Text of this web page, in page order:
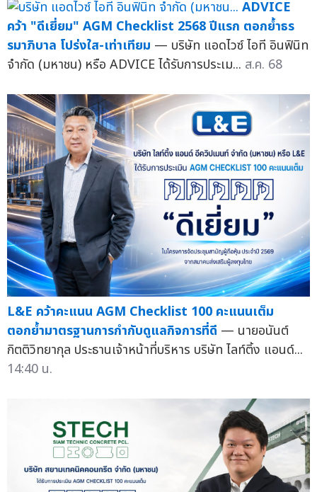
ADVICE
คว้า "ดีเยี่ยม" AGM Checklist 2568 ปีแรก ตอกย้ำธร
รมาภิบาล โปร่งใส-เท่าเทียม — บริษัท แอดไวซ์ ไอที อินฟินิท
จำกัด (มหาชน) หรือ ADVICE ได้รับการประเม... ส.ค. 68
L&E คว้าคะแนน AGM Checklist 100 คะแนนเต็ม
ตอกย้ำมาตรฐานการกำกับดูแลกิจการที่ดี — นายอนันต์
กิตติวิทยากุล ประธานเจ้าหน้าที่บริหาร บริษัท ไลท์ติ้ง แอนด์...
14:40 น.